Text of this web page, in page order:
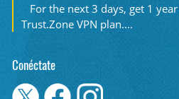
For the next 3 days, get 1
Trust.Zone VPN plan....
Conéctate